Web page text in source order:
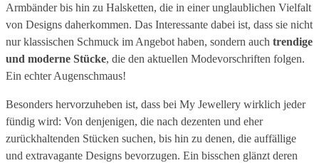
Armbänder bis hin zu Halsketten, die in einer unglaublichen Vielfalt
von Designs daherkommen. Das Interessante dabei ist, dass sie nicht
nur klassischen Schmuck im Angebot haben, sondern auch trendige
und moderne Stücke, die den aktuellen Modevorschriften folgen.
Ein echter Augenschmaus!
Besonders hervorzuheben ist, dass bei My Jewellery wirklich jeder
fündig wird: Von denjenigen, die nach dezenten und eher
zurückhaltenden Stücken suchen, bis hin zu denen, die auffällige
und extravagante Designs bevorzugen. Ein bisschen glänzt deren